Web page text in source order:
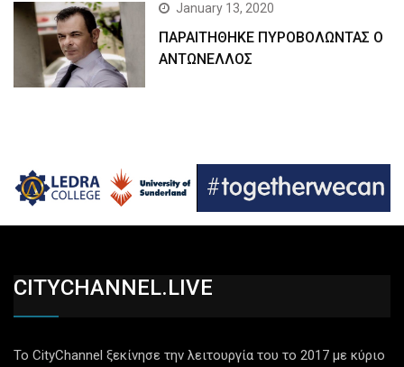
January 13, 2020
ΠΑΡΑΙΤΗΘΗΚΕ ΠΥΡΟΒΟΛΩΝΤΑΣ Ο
ΑΝΤΩΝΕΛΛΟΣ
CITYCHANNEL.LIVE
Το CityChannel ξεκίνησε την λειτουργία του το 2017 με κύριο